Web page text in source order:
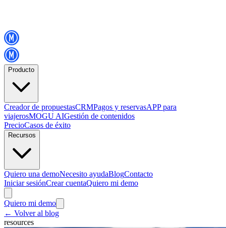
Producto
Creador de propuestasCRMPagos y reservasAPP para
viajerosMOGU AIGestión de contenidos
PrecioCasos de éxito
Recursos
Quiero una demoNecesito ayudaBlogContacto
Iniciar sesiónCrear cuentaQuiero mi demo
Quiero mi demo
← Volver al blog
resources